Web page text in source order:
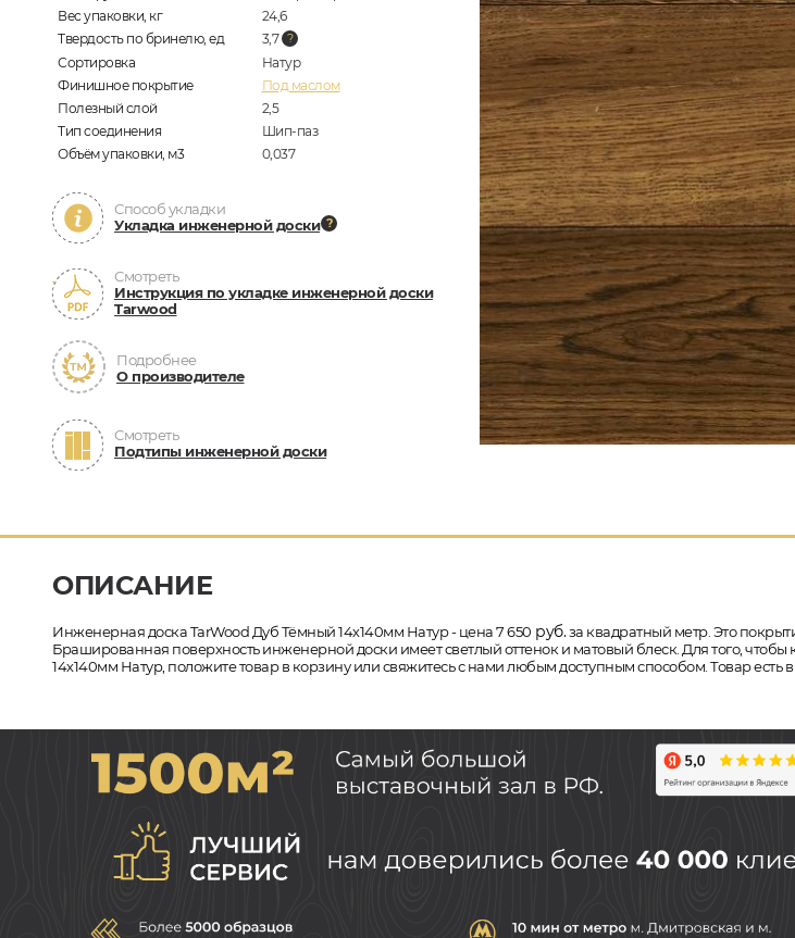
Вес упаковки, кг
24,6
Твердость по бринелю, ед
3,7
Сортировка
Натур
Финишное покрытие
Под маслом
Полезный слой
2,5
Тип соединения
Шип-паз
Объём упаковки, м3
0,037
Способ укладки
Укладка инженерной доски
Смотреть
Инструкция по укладке инженерной доски
Tarwood
Подробнее
О производителе
Смотреть
Подтипы инженерной доски
ОПИСАНИЕ
Инженерная доска TarWood Дуб Тёмный 14х140мм Натур - цена 7 650 руб.за квадратный метр. Это
Брашированная поверхность инженерной доски имеет светлый оттенок и матовый блеск. Для того,
14х140мм Натур, положите товар в корзину или свяжитесь с нами любым доступным способом. Товар есть